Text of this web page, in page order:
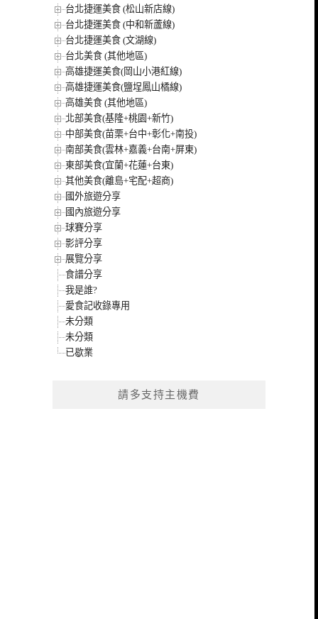
台北捷運美食 (松山新店線)
台北捷運美食 (中和新蘆線)
台北捷運美食 (文湖線)
台北美食 (其他地區)
高雄捷運美食(岡山小港紅線)
高雄捷運美食(鹽埕鳳山橘線)
高雄美食 (其他地區)
北部美食(基隆+桃園+新竹)
中部美食(苗栗+台中+彰化+南投)
南部美食(雲林+嘉義+台南+屏東)
東部美食(宜蘭+花蓮+台東)
其他美食(離島+宅配+超商)
國外旅遊分享
國內旅遊分享
球賽分享
影評分享
展覽分享
食譜分享
我是誰?
愛食記收錄專用
未分類
未分類
已歇業
請多支持主機費